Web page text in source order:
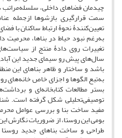
چیدمان فضاهای داخلی، سلسله‌مراتب
سمت قرارگیری بازشوها ازجمله
تعیین‌کنندۀ نحوۀ ارتباط ساکنان با
به‌رغم نبود حیاط در بناها، محرمیت
تغییرات روی دادۀ منتج از
سا‌ل‌های پیش ‌رو سیمای جدید این
باشد و ساختار و ظاهر بناهای این
به‌تبع الگوها و اجزای خاص خانه‌های
بستر مطالعات کتابخانه‌ای و
توصیفی‌تحلیلی شکل گرفته است.
مفید ساخت بنا و بررسی عوامل
بومی این روستا، از ضروریات نگارش
طراحی و ساخت بناهای جدید روستا